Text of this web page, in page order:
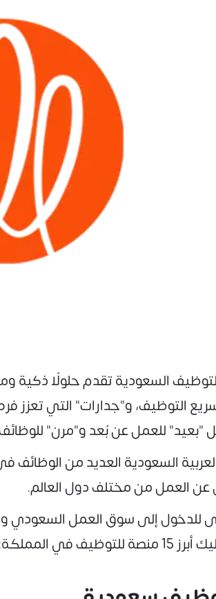
السعودية تقدم حلولًا ذكية
التوظيف، و"جدارات" التي تعزز
"بعيد" للعمل عن بُعد و"مرن" للوظائف
السعودية العديد من
عن العمل من مختلف دول العالم.
للدخول إلى سوق العمل السعودي
في المملكة: